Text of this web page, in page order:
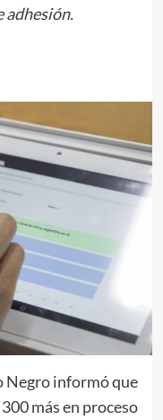
adhesión.
Negro informó que
más en proceso